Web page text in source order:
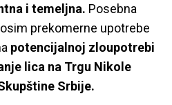
i temeljna. Posebna
prekomerne upotrebe
potencijalnoj zloupotrebi
lica na Trgu Nikole
Srbije.